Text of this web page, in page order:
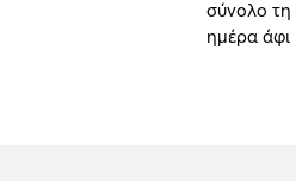
σύνολο
ημέρα